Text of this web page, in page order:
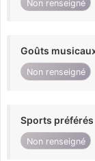
Non renseigné
Goûts
Non renseigné
Sports préférés
Non renseigné